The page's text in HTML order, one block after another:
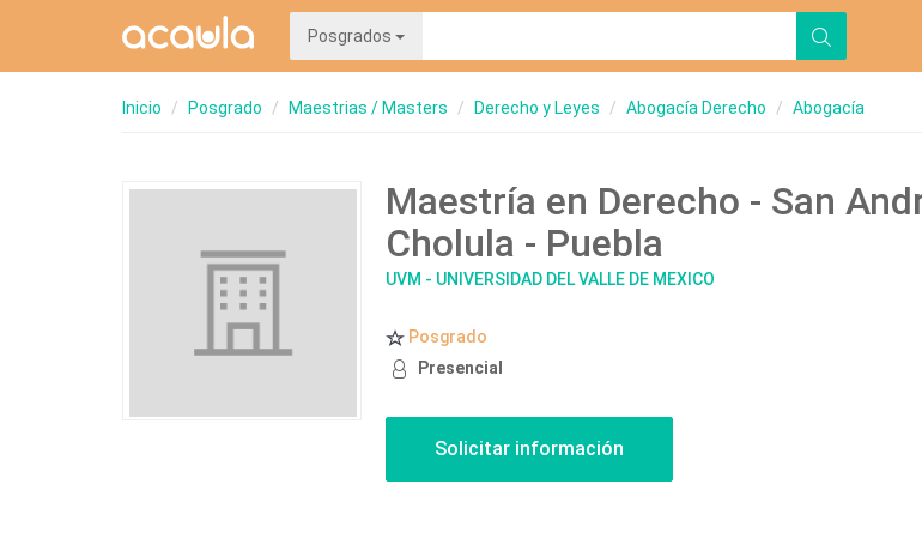
Posgrados
Inicio Posgrado Maestrias / Masters Derecho y Leyes Abogacía Derecho Abogacía
Maestría en Derecho - San
Cholula - Puebla
UVM - UNIVERSIDAD DEL VALLE DE MEXICO
Posgrado
Presencial